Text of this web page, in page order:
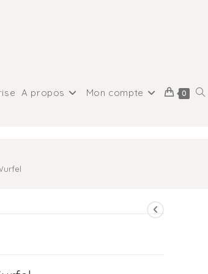
A propos Mon compte 0